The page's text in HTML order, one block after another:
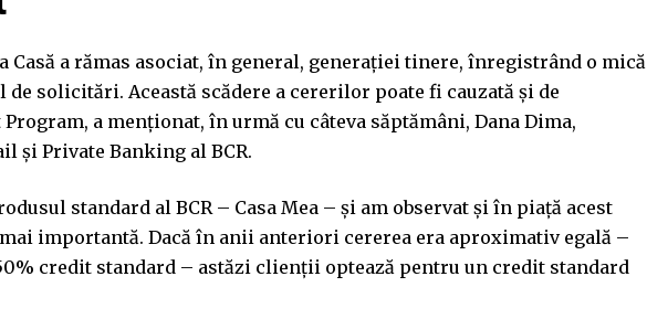
Casă a rămas asociat, în general, generației tinere, înregistrând o mică
solicitări. Această scădere a cererilor poate fi cauzată și de
a menționat, în urmă cu câteva săptămâni, Dana Dima,
şi Private Banking al BCR.
standard al BCR – Casa Mea – și am observat și în piață acest
importantă. Dacă în anii anteriori cererea era aproximativ egală –
credit standard – astăzi clienții optează pentru un credit standard